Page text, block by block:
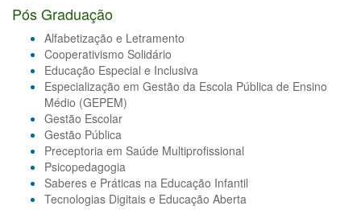
Pós Graduação
Alfabetização e Letramento
Cooperativismo Solidário
Educação Especial e Inclusiva
Especialização em Gestão da Escola Pública de Ensino
Médio (GEPEM)
Gestão Escolar
Gestão Pública
Preceptoria em Saúde Multiprofissional
Psicopedagogia
Saberes e Práticas na Educação Infantil
Tecnologias Digitais e Educação Aberta